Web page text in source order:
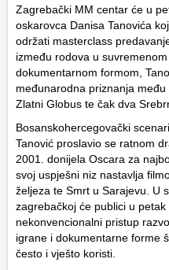
Zagrebački MM centar će u
oskarovca Danisa Tanovića
održati masterclass
između rodova u
dokumentarnom formom,
međunarodna priznanja
Zlatni Globus te čak dva
Bosanskohercegovački
Tanović proslavio se ratnom
2001. donijela Oscara za
svoj uspješni niz nastavlja
željeza te Smrt u Sarajevu. U
zagrebačkoj će publici u
nekonvencionalni pristup
igrane i dokumentarne forme
često i vješto koristi.